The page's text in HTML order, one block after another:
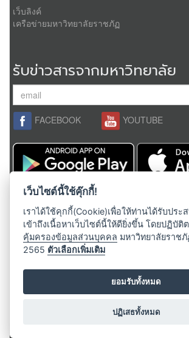
เว็บลิงค์
เครือข่ายมหาวิทยาลัยราชภัฏ
รับข่าวสารจากมหาวิทยาลัย
FACEBOOK YOUTUBE
สงวนลิขสิทธิ์ 2558,
admin@cmru.ac.th
ติดต่อมหาวิทยาลัย
เลขที่ 202 ถ.ช้างเผือก ต.ช้างเผือก
saraban@cmru.ac.th
เว็บไซต์นี้ใช้คุ๊กกี้!
เราได้ใช้คุกกี้(Cookie)เพื่อให้ท่านได้รับปร
เข้าถึงเนื้อหาเว็บไซต์นี้ให้ดียิ่งขึ้น โดยปฏิบัติ
คุ้มครองข้อมูลส่วนบุคคล มหาวิทยาลัยราช
2565 ตัวเลือกเพิ่มเติม
ยอมรับทั้งหมด
ปฏิเสธทั้งหมด